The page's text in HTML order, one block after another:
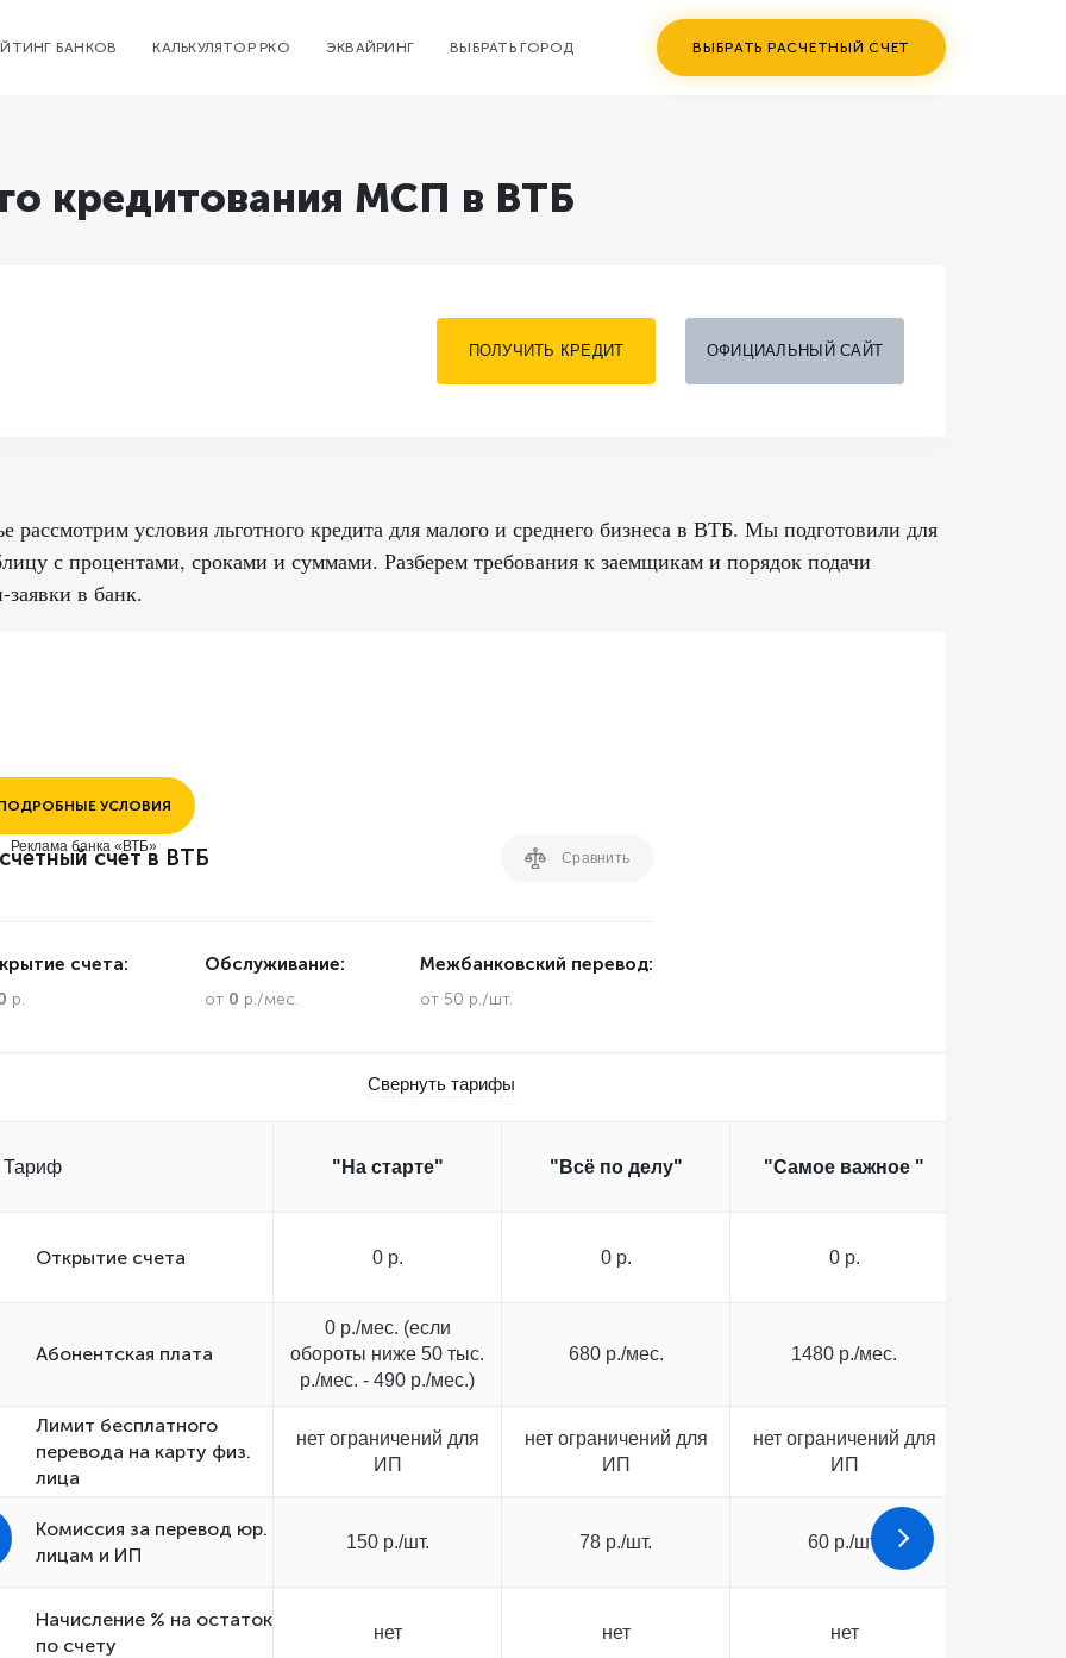
БАНКОВ КАЛЬКУЛЯТОР РКО ЭКВАЙРИНГ ВЫБРАТЬ ГОРОД ВЫБРАТЬ РАСЧЕТНЫЙ СЧЕТ
кредитования МСП в ВТБ
ПОЛУЧИТЬ КРЕДИТ ОФИЦИАЛЬНЫЙ САЙТ
рассмотрим условия льготного кредита для малого и среднего бизнеса в ВТБ. Мы подготовили для
с процентами, сроками и суммами. Разберем требования к заемщикам и порядок подачи
заявки в банк.
УСЛОВИЯ
Реклама банка «ВТБ»
счет в ВТБ Сравнить
счета:
р.
Обслуживание:
от 0 р./мес.
Межбанковский перевод:
от 50 р./шт.
Свернуть тарифы
Тариф "На старте" "Всё по делу" "Самое важное "
Открытиe счета 0 р. 0 р. 0 р.
Абонентская плата
0 р./мес. (если
обороты ниже 50 тыс.
р./мес. - 490 р./мес.)
680 р./мес. 1480 р./мес.
Лимит бесплатного
перевода на карту физ.
лица
нет ограничений для
ИП
нет ограничений для
ИП
нет ограничений для
ИП
Комиссия за перевод юр.
лицам и ИП
150 р./шт. 78 р./шт. 60 р./шт.
Начисление % на остаток
по счету
нет нет нет